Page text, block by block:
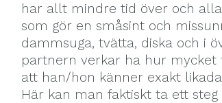
har allt mindre tid över och
som gör en småsint och
dammsuga, tvätta, diska och i
partnern verkar ha hur
att han/hon känner exakt
Här kan man faktiskt ta ett